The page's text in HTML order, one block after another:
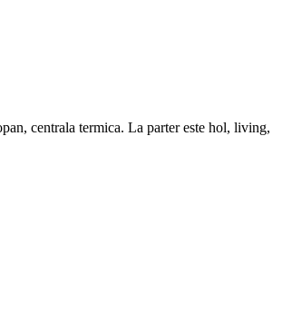
centrala termica. La parter este hol, living,